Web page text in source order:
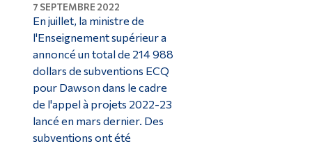
7 SEPTEMBRE 2022
En juillet, la ministre de
l'Enseignement supérieur a
annoncé un total de 214 988
dollars de subventions ECQ
pour Dawson dans le cadre
de l'appel à projets 2022-23
lancé en mars dernier. Des
subventions ont été